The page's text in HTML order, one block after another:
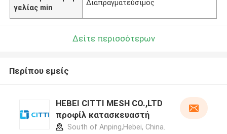
γελίας min
Διαπραγματεύσιμος
Δείτε περισσότερων
Περίπου εμείς
HEBEI CITTI MESH CO.,LTD
προφίλ κατασκευαστή
South of Anping,Hebei, China.